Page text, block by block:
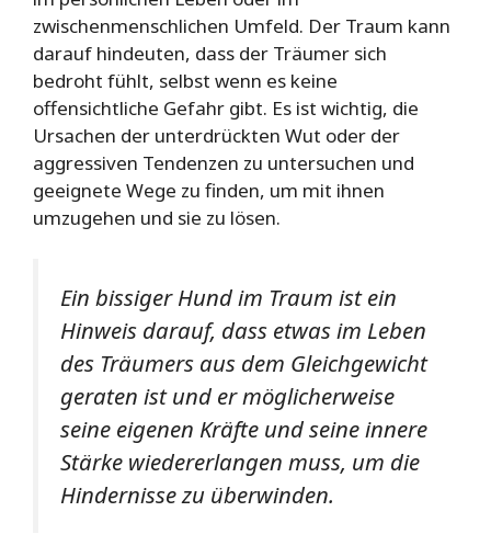
zwischenmenschlichen Umfeld. Der Traum kann
darauf hindeuten, dass der Träumer sich
bedroht fühlt, selbst wenn es keine
offensichtliche Gefahr gibt. Es ist wichtig, die
Ursachen der unterdrückten Wut oder der
aggressiven Tendenzen zu untersuchen und
geeignete Wege zu finden, um mit ihnen
umzugehen und sie zu lösen.
Ein bissiger Hund im Traum ist ein
Hinweis darauf, dass etwas im Leben
des Träumers aus dem Gleichgewicht
geraten ist und er möglicherweise
seine eigenen Kräfte und seine innere
Stärke wiedererlangen muss, um die
Hindernisse zu überwinden.